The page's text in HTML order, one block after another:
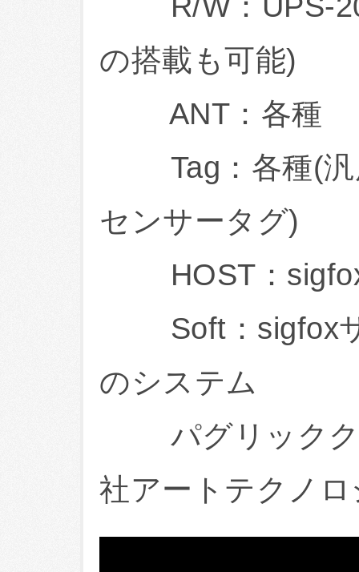
の搭載も可能)
ANT：各種
Tag：各種(汎
センサータグ)
HOST：sigfox
Soft：sigfox
のシステム
パグリックク
社アートテクノ